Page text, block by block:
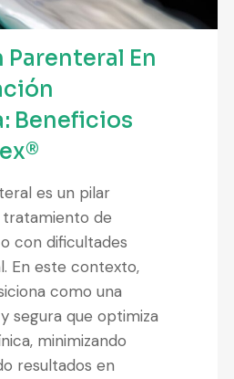
En
Beneficios
es un pilar
de
con dificultades
En este contexto,
como una
segura que optimiza
minimizando
resultados en